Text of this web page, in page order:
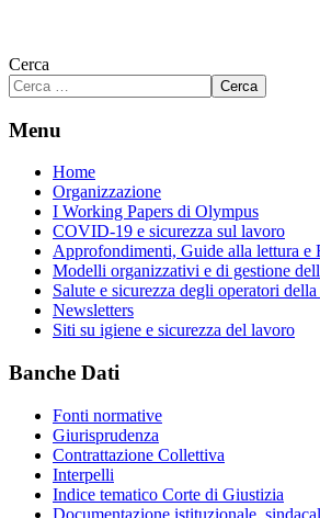
Cerca
Cerca
Menu
Home
Organizzazione
I Working Papers di Olympus
COVID-19 e sicurezza sul lavoro
Approfondimenti, Guide alla lettura e
Modelli organizzativi e di gestione
Salute e sicurezza degli operatori
Newsletters
Siti su igiene e sicurezza del lavoro
Banche Dati
Fonti normative
Giurisprudenza
Contrattazione Collettiva
Interpelli
Indice tematico Corte di Giustizia
Documentazione istituzionale,